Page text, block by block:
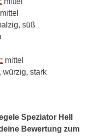
mittel
süß
mittel
würzig, stark
Speziator Hell
Bewertung zum